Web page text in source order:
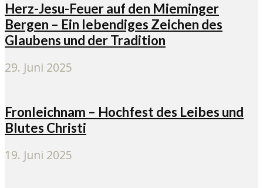
Herz-Jesu-Feuer auf den Mieminger
Bergen – Ein lebendiges Zeichen des
Glaubens und der Tradition
29. Juni 2025
Fronleichnam – Hochfest des Leibes und
Blutes Christi
19. Juni 2025